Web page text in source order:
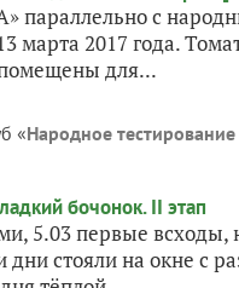
с
марта 2017 года.
для...
«Народное
5.03 первые всходы,
стояли на окне с